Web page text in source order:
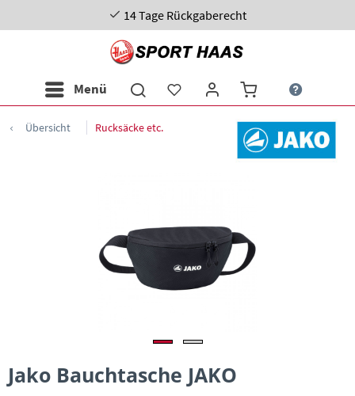
14 Tage Rückgaberecht
Menü
Übersicht Rucksäcke etc.
Jako Bauchtasche JAKO